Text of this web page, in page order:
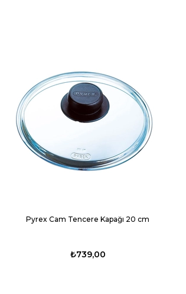
Pyrex Cam Tencere Kapağı 20 cm
₺739,00